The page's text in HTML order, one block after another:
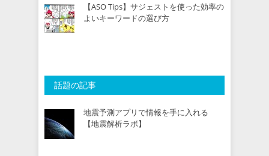
【ASO Tips】サジェストを使った効率の
よいキーワードの選び方
話題の記事
地震予測アプリで情報を手に入れる
【地震解析ラボ】